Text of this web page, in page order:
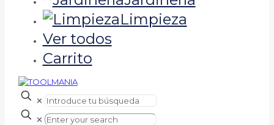
Limpieza
Ver todos
Carrito
✕
✕